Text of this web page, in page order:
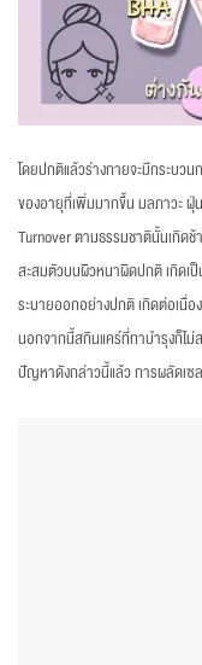
โดยปกติแล้วร่างกายจะมีกระบว
ของอายุที่เพิ่มมากขึ้น มลภาวะ ฝุ่
Turnover ตามธรรมชาตินั้นเกิด
สะสมตัวบนผิวหนาผิดปกติ เกิดเ
ระบายออกอย่างปกติ เกิดต่อเนื่
นอกจากนี้สกินแคร์ที่ทาบำรุงก็ไม่
ปัญหาดังกล่าวนี้แล้ว การผลัดเซ